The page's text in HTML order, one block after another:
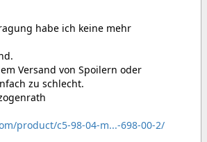
habe ich keine mehr
Versand von Spoilern oder
zu schlecht.
product/c5-98-04-m...-698-00-2/